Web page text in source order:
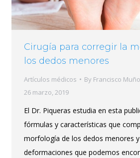
Cirugía para corregir la
los dedos menores
Artículos médicos By Francisco
26 marzo, 2019
El Dr. Piqueras estudia en esta
fórmulas y características que
morfología de los dedos menores
deformaciones que podemos